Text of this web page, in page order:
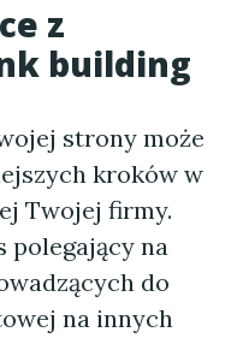
z
building
strony może
kroków w
Twojej firmy.
polegający na
do
na innych